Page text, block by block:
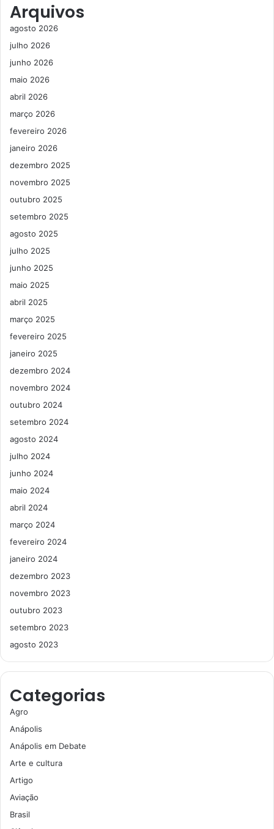
Arquivos
agosto 2026
julho 2026
junho 2026
maio 2026
abril 2026
março 2026
fevereiro 2026
janeiro 2026
dezembro 2025
novembro 2025
outubro 2025
setembro 2025
agosto 2025
julho 2025
junho 2025
maio 2025
abril 2025
março 2025
fevereiro 2025
janeiro 2025
dezembro 2024
novembro 2024
outubro 2024
setembro 2024
agosto 2024
julho 2024
junho 2024
maio 2024
abril 2024
março 2024
fevereiro 2024
janeiro 2024
dezembro 2023
novembro 2023
outubro 2023
setembro 2023
agosto 2023
Categorias
Agro
Anápolis
Anápolis em Debate
Arte e cultura
Artigo
Aviação
Brasil